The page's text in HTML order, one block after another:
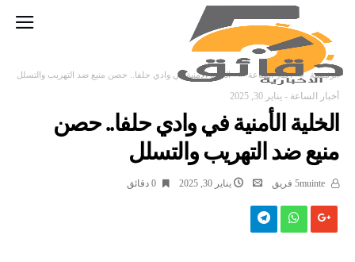
‫الرئيسية‬ أخبار الساعة الخلية الأمنية في وادي حلفا.. حصن منيع ضد التهريب والتسلل
أخبار الساعة - يناير 30, 2025
الخلية الأمنية في وادي حلفا.. حصن
منيع ضد التهريب والتسلل
يناير 30, 2025 0 ‫دقائق‬